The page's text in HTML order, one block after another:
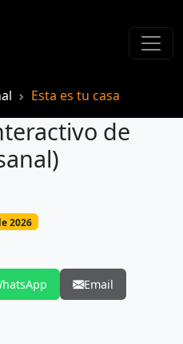
Esta es tu casa
de
2026
Email